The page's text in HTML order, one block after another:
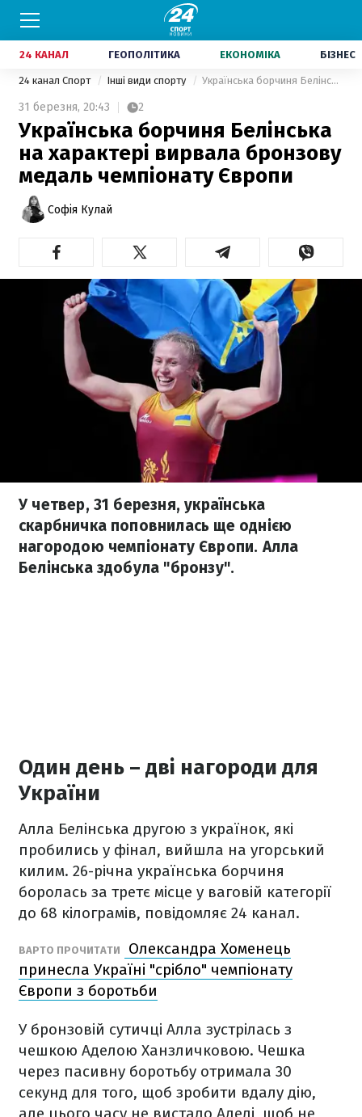
24 КАНАЛ ГЕОПОЛІТИКА ЕКОНОМІКА БІЗНЕС
24 канал Спорт Інші види спорту Українська борчиня Белінська на характері вирвала бронзову медаль чемпіонату Європи
31 березня, 20:43 2
Українська борчиня Белінська
на характері вирвала бронзову
медаль чемпіонату Європи
Софія Кулай
У четвер, 31 березня, українська
скарбничка поповнилась ще однією
нагородою чемпіонату Європи. Алла
Белінська здобула "бронзу".
Один день – дві нагороди для
України
Алла Белінська другою з українок, які
пробились у фінал, вийшла на угорський
килим. 26-річна українська борчиня
боролась за третє місце у ваговій категорії
до 68 кілограмів, повідомляє 24 канал.
ВАРТО ПРОЧИТАТИ
Олександра Хоменець
принесла Україні "срібло" чемпіонату
Європи з боротьби
У бронзовій сутичці Алла зустрілась з
чешкою Аделою Ханзличковою. Чешка
через пасивну боротьбу отримала 30
секунд для того, щоб зробити вдалу дію,